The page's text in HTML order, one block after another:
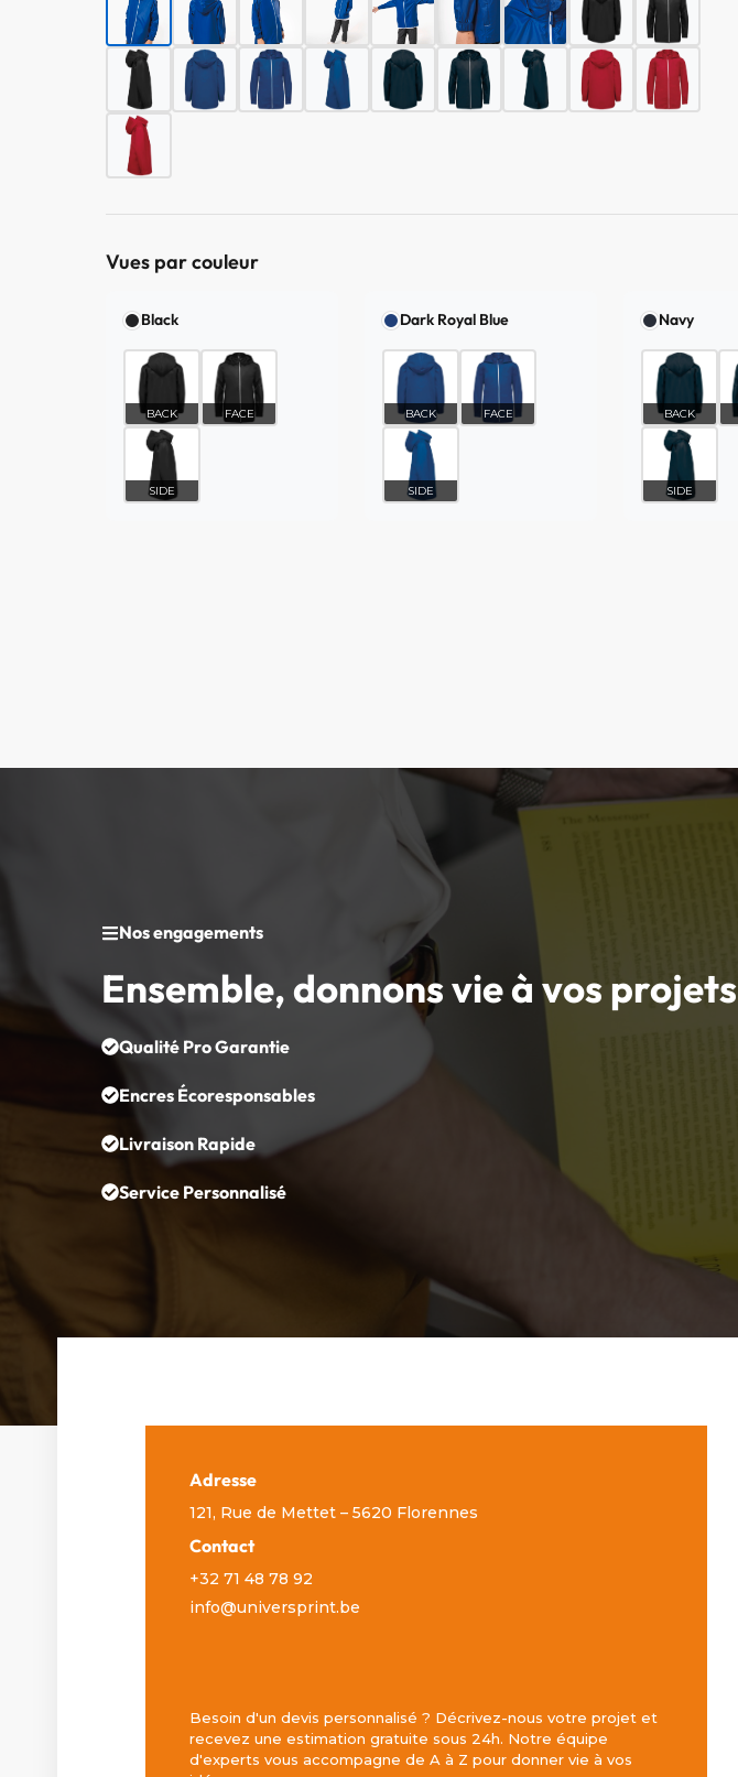
Vues par couleur
Black
BACK FACE
SIDE
Dark Royal Blue
BACK FACE
SIDE
Navy
BACK
SIDE
Nos engagements
Ensemble, donnons vie à vosprojets
Qualité Pro Garantie
Encres Écoresponsables
Livraison Rapide
Service Personnalisé
Adresse
121, Rue de Mettet – 5620 Florennes
Contact
+32 71 48 78 92
info@universprint.be
Besoin d'un devis personnalisé ? Décrivez-nous votre projet et
recevez une estimation gratuite sous 24h. Notre équipe
d'experts vous accompagne de A à Z pour donner vie à vos